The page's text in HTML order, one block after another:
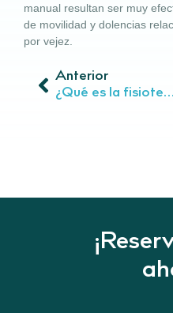
manual resultan ser muy
de movilidad y dolencias
por vejez.
Anterior
¿Qué es la fisioterapia ATM?